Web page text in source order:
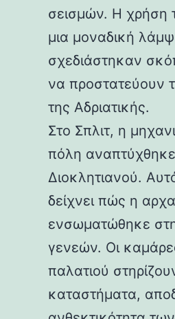
σεισμών. Η χρήση
μια μοναδική
σχεδιάστηκαν
να προστατεύουν
της Αδριατικής.
Στο Σπλιτ, η
πόλη
Διοκλητιανού.
δείχνει πώς η
ενσωματώθηκε
γενεών. Οι
παλατιού
καταστήματα,